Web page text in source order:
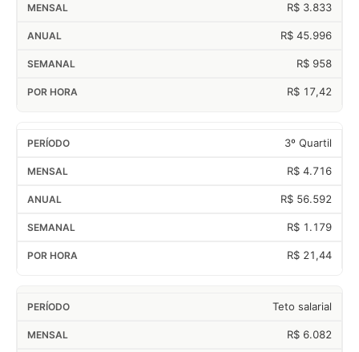
R$ 3.833
R$ 45.996
R$ 958
R$ 17,42
3º Quartil
R$ 4.716
R$ 56.592
R$ 1.179
R$ 21,44
Teto salarial
R$ 6.082